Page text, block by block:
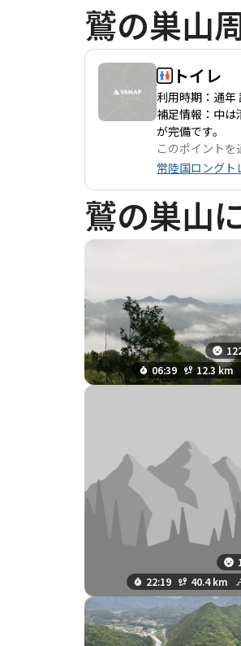
鷲の巣山
トイレ
利用時期：通年
補足情報：中は
が完備です。
このポイントを
常陸国ロングト
鷲の巣山
06:39
12.3 km
22:19
40.4 km